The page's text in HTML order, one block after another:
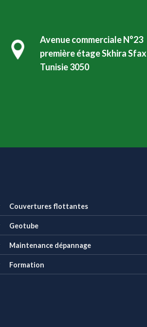
Avenue commerciale N°23
première étage Skhira Sfax
Tunisie 3050
Couvertures flottantes
Geotube
Maintenance dépannage
Formation